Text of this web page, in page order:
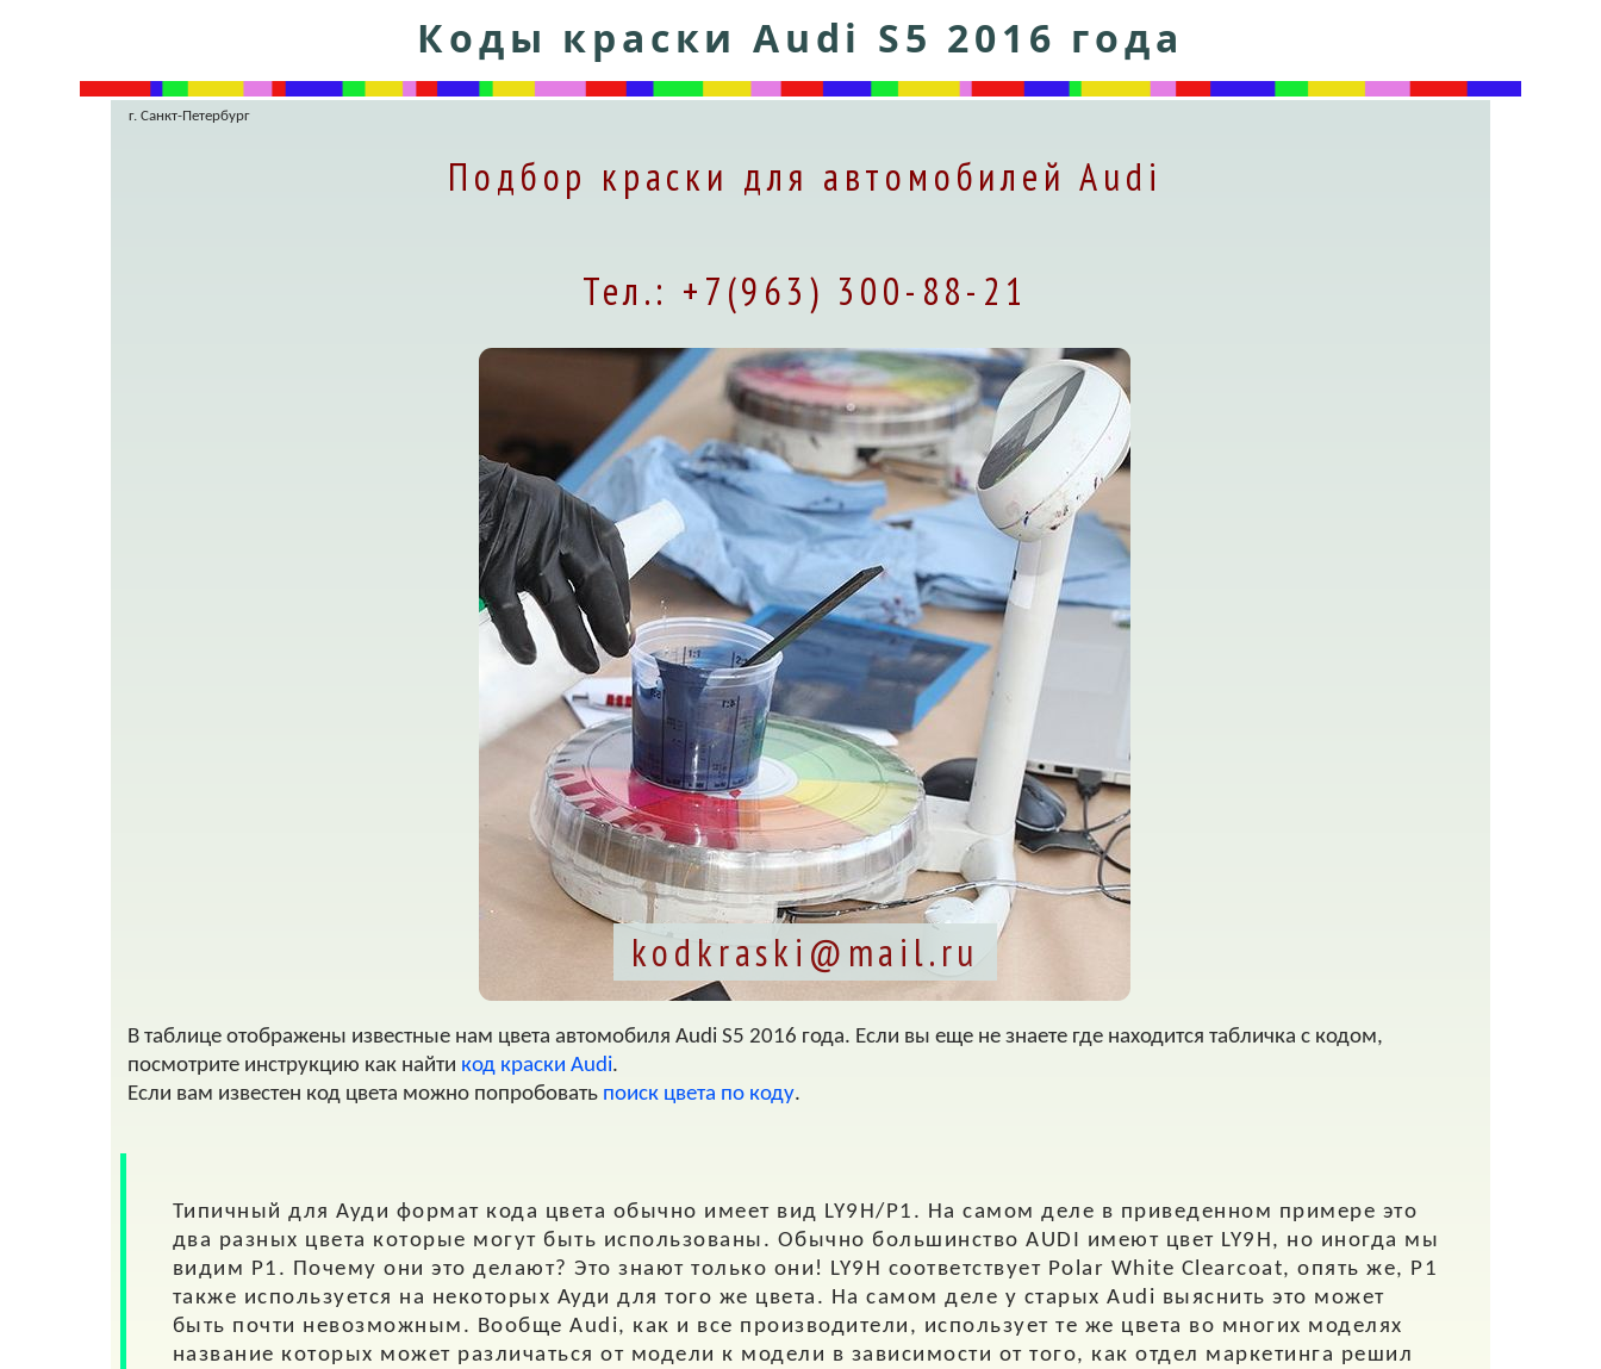
Коды краски Audi S5 2016 года
г. Санкт-Петербург
Подбор краски для автомобилей Audi
Тел.: +7(963) 300-88-21
kodkraski@mail.ru
В таблице отображены известные нам цвета автомобиля Audi S5 2016 года. Если вы еще не знаете где находится табличка с кодом,
посмотрите инструкцию как найти код краски Audi.
Если вам известен код цвета можно попробовать поиск цвета по коду.
Типичный дляАуди формат кода цвета обычно имеет вид LY9H/P1. На самом деле в приведенном примере это
два разных цвета которые могут быть использованы. Обычно большинство AUDI имеют цвет LY9H, но иногда мы
видим P1. Почему они это делают? Это знают только они! LY9H соответствует Polar White Clearcoat, опять же, P1
также используется на некоторых Ауди для того же цвета. На самом деле у старых Audi выяснить это может
быть почти невозможным. Вообще Audi, как и все производители, использует те же цвета во многих моделях
название которых может различаться от модели к модели в зависимости от того, как отдел маркетинга решил